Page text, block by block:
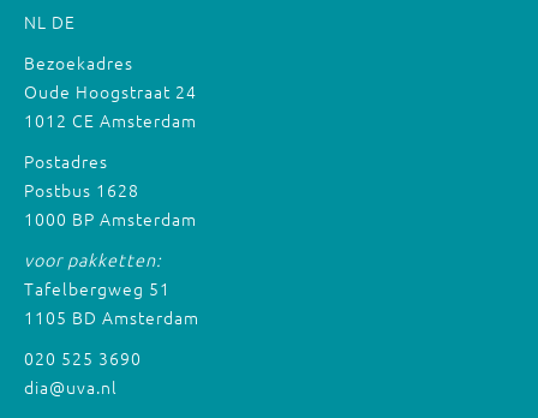
NL DE
Bezoekadres
Oude Hoogstraat 24
1012 CE Amsterdam
Postadres
Postbus 1628
1000 BP Amsterdam
voor pakketten:
Tafelbergweg 51
1105 BD Amsterdam
020 525 3690
dia@uva.nl